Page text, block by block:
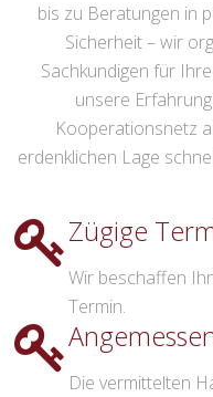
bis zu Beratungen in
Sicherheit – wir
Sachkundigen für
unsere
Kooperationsnetz
erdenklichen Lage
Zügige
Wir beschaffen
Termin.
Die vermittelten